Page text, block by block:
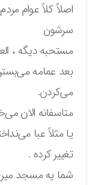
اصلاً کلاً عوام
سرشون
مستحبه دیگه ،
بعد عمامه می‌بستن
می‌کردن.
متاسفانه الان
یا مثلاً عبا
تغییر کرده .
شما یه مسجد میری